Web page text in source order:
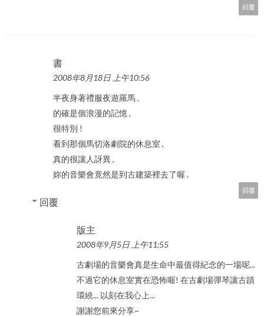
回覆
書
2008年8月18日 上午10:56
半夜身著禮服夜遊羅馬 ,
的確是個浪漫的記憶 ,
很特別 !
看到那個馬切洛劇院的休息室 ,
真的很讓人訝異 ,
妳的音樂會竟然是到古建築裡去了喔 .
回覆
回覆
版主
2008年9月5日 上午11:55
古劇場的音樂會真是生命中最值得紀念的一場呢...
不過它的休息室實在恐怖喔! 在古劇場彈琴讓古蹟
環繞... 以刻在我心上...
謝謝您前來分享~